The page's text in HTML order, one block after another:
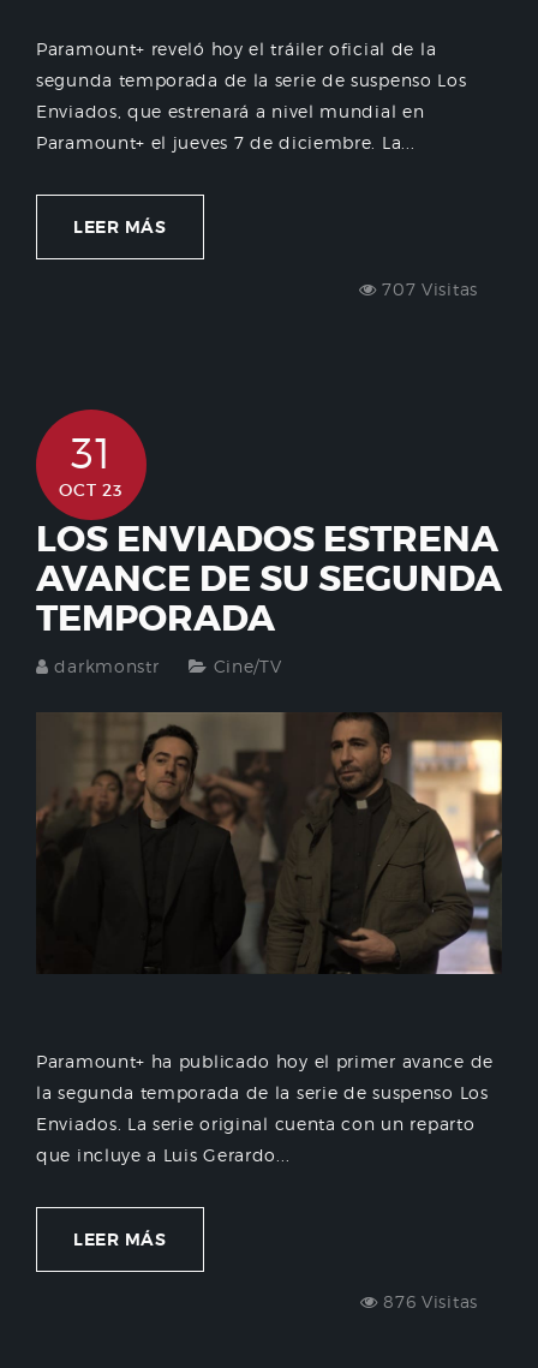
Paramount+ reveló hoy el tráiler oficial de la
segunda temporada de la serie de suspenso Los
Enviados, que estrenará a nivel mundial en
Paramount+ el jueves 7 de diciembre. La...
LEER MÁS
707 Visitas
31
OCT 23
LOS ENVIADOS ESTRENA
AVANCE DE SU SEGUNDA
TEMPORADA
darkmonstr Cine/TV
Paramount+ ha publicado hoy el primer avance de
la segunda temporada de la serie de suspenso Los
Enviados. La serie original cuenta con un reparto
que incluye a Luis Gerardo...
LEER MÁS
876 Visitas